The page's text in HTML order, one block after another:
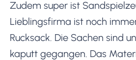
Zudem super ist
Lieblingsfirma ist noch
Rucksack. Die Sachen sind
kaputt gegangen. Das